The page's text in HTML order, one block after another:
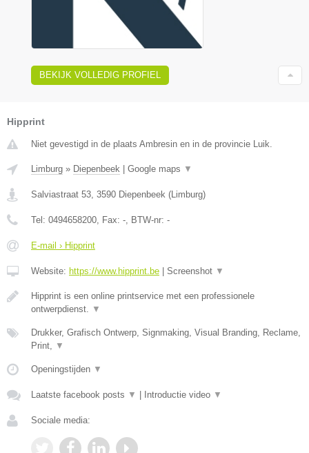
BEKIJK VOLLEDIG PROFIEL
Hipprint
Niet gevestigd in de plaats Ambresin en in de provincie Luik.
Limburg » Diepenbeek | Google maps ▼
Salviastraat 53 3590 Diepenbeek (Limburg)
Tel: 0494658200 , Fax: - , BTW-nr: -
E-mail › Hipprint
Website: https://www.hipprint.be | Screenshot ▼
Hipprint is een online printservice met een professionele
ontwerpdienst.
▼
Drukker, Grafisch Ontwerp, Signmaking, Visual Branding, Reclame,
Print,
▼
Openingstijden ▼
Laatste facebook posts ▼ | Introductie video ▼
Sociale media: